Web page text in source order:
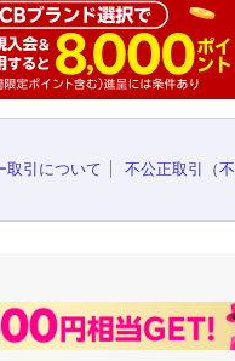
取引について
不公正取引（